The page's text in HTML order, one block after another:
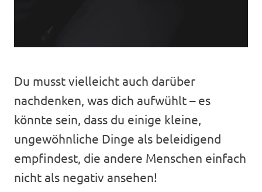
Du musst vielleicht auch darüber
nachdenken, was dich aufwühlt – es
könnte sein, dass du einige kleine,
ungewöhnliche Dinge als beleidigend
empfindest, die andere Menschen einfach
nicht als negativ ansehen!